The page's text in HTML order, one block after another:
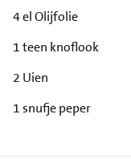
4 el Olijfolie
1 teen knoflook
2 Uien
1 snufje peper